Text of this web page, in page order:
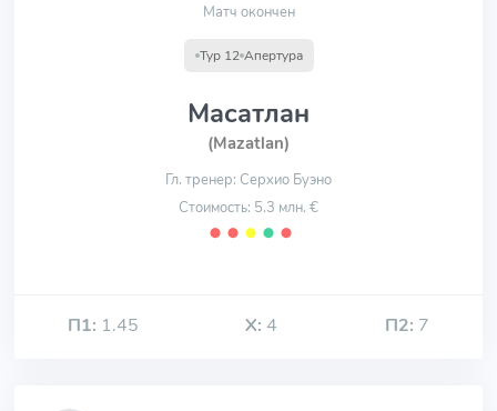
Матч окончен
Тур 12 Апертура
Масатлан
(Mazatlan)
Гл. тренер: Серхио Буэно
Стоимость: 5.3 млн. €
⬤ ⬤ ⬤ ⬤ ⬤
П1: 1.45 Х: 4 П2: 7